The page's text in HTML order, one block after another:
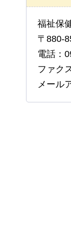
福祉保
〒880-
電話：
ファク
メール